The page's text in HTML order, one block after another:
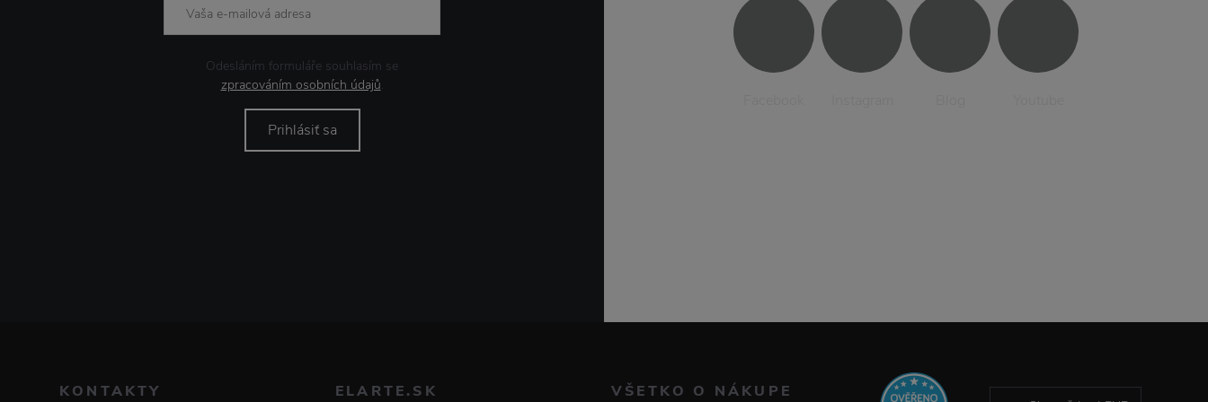
Odesláním formuláře souhlasím se
zpracováním osobních údajů.
Prihlásiť sa
KONTAKTY ELARTE.SK VŠETKO O NÁKUPE